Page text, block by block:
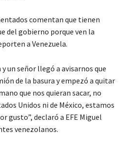
comentan que tienen
del gobierno porque ven la
a Venezuela.
un señor llegó a avisarnos que
de la basura y empezó a quitar
que nos quieran sacar, no
Unidos ni de México, estamos
gusto”, declaró a EFE Miguel
venezolanos.